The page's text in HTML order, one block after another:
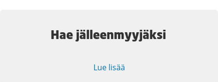
Hae jälleenmyyjäksi
Lue lisää